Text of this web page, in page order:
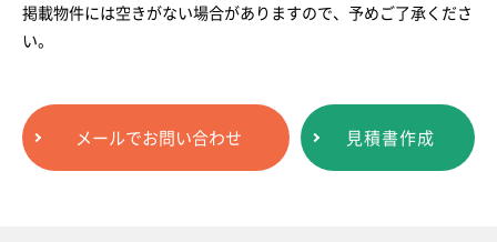
掲載物件には空きがない場合がありますので、予めご了承くださ
い。
メールでお問い合わせ 見積書作成